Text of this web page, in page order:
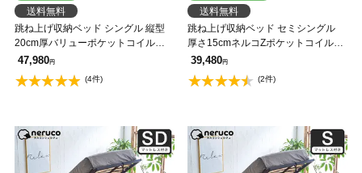
送料無料
跳ね上げ収納ベッド シングル 縦型
20cm厚バリューポケットコイルマ
ットレスセット 深さ30cm ガス圧式
収納ベッドウッドスプリング 棚
【大型家具配送】
47,980円
(4件)
送料無料
跳ね上げ収納ベッド セミシングル
厚さ15cmネルコZポケットコイルマ
ットレス付き ウッドスプリング 棚
付き コンセント付き 深さ30cm 【大
型家具配送】
39,480円
(2件)